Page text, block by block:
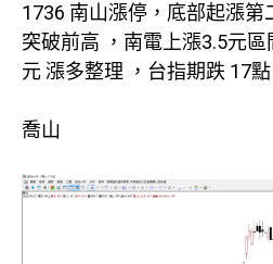
1736 南山漲停，底部起漲第
突破前高 ，南電上漲3.5元
元 漲多整理 ，台指期跌 17點
喬山